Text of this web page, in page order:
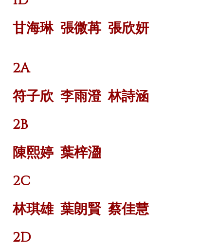
甘海琳 張微苒 張欣妍
2A
符子欣 李雨澄 林詩涵
2B
陳熙婷 葉梓溋
2C
林琪雄 葉朗賢 蔡佳慧
2D